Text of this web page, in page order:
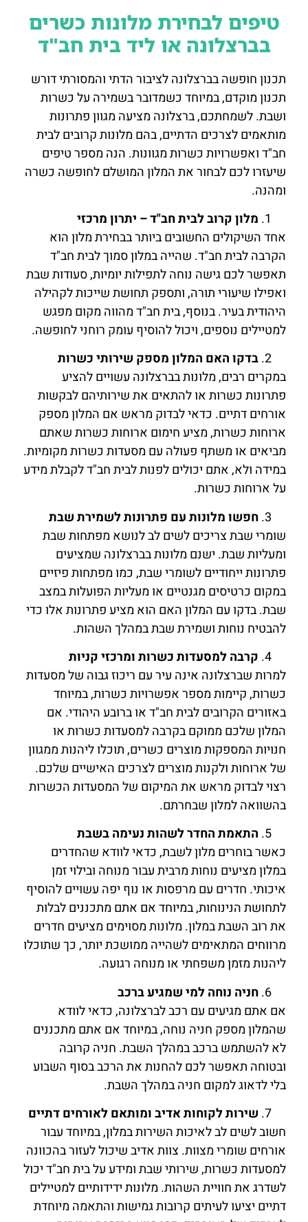
טיפים לבחירת מלונות כשרים
בברצלונה או ליד בית חב"ד
תכנון חופשה בברצלונה לציבור הדתי והמסורתי דורש
תכנון מוקדם, במיוחד כשמדובר בשמירה על כשרות
ושבת. לשמחתכם, ברצלונה מציעה מגוון פתרונות
מותאמים לצרכים הדתיים, בהם מלונות קרובים לבית
חב"ד ואפשרויות כשרות מגוונות. הנה מספר טיפים
שיעזרו לכם לבחור את המלון המושלם לחופשה כשרה
ומהנה.
מלון קרוב לבית חב"ד – יתרון מרכזי
אחד השיקולים החשובים ביותר בבחירת מלון הוא
הקרבה לבית חב"ד. שהייה במלון סמוך לבית חב"ד
תאפשר לכם גישה נוחה לתפילות יומיות, סעודות שבת
ואפילו שיעורי תורה, ותספק תחושת שייכות לקהילה
היהודית בעיר. בנוסף, בית חב"ד מהווה מקום מפגש
למטיילים נוספים, ויכול להוסיף עומק רוחני לחופשה.
בדקו האם המלון מספק שירותי כשרות
במקרים רבים, מלונות בברצלונה עשויים להציע
פתרונות כשרות או להתאים את שירותיהם לבקשות
אורחים דתיים. כדאי לבדוק מראש אם המלון מספק
ארוחות כשרות, מציע חימום ארוחות כשרות שאתם
מביאים או משתף פעולה עם מסעדות כשרות מקומיות.
במידה ולא, אתם יכולים לפנות לבית חב"ד לקבלת מידע
על ארוחות כשרות.
חפשו מלונות עם פתרונות לשמירת שבת
שומרי שבת צריכים לשים לב לנושא מפתחות שבת
ומעליות שבת. ישנם מלונות בברצלונה שמציעים
פתרונות ייחודיים לשומרי שבת, כמו מפתחות פיזיים
במקום כרטיסים מגנטיים או מעליות הפועלות במצב
שבת. בדקו עם המלון האם הוא מציע פתרונות אלו כדי
להבטיח נוחות ושמירת שבת במהלך השהות.
קרבה למסעדות כשרות ומרכזי קניות
למרות שברצלונה אינה עיר עם ריכוז גבוה של מסעדות
כשרות, קיימות מספר אפשרויות כשרות, במיוחד
באזורים הקרובים לבית חב"ד או ברובע היהודי. אם
המלון שלכם ממוקם בקרבה למסעדות כשרות או
חנויות המספקות מוצרים כשרים, תוכלו ליהנות ממגוון
של ארוחות ולקנות מוצרים לצרכים האישיים שלכם.
רצוי לבדוק מראש את המיקום של המסעדות הכשרות
בהשוואה למלון שבחרתם.
התאמת החדר לשהות נעימה בשבת
כאשר בוחרים מלון לשבת, כדאי לוודא שהחדרים
במלון מציעים נוחות מרבית עבור מנוחה ובילוי זמן
איכותי. חדרים עם מרפסות או נוף יפה עשויים להוסיף
לתחושת הנינוחות, במיוחד אם אתם מתכננים לבלות
את רוב השבת במלון. מלונות מסוימים מציעים חדרים
מרווחים המתאימים לשהייה ממושכת יותר, כך שתוכלו
ליהנות מזמן משפחתי או מנוחה רגועה.
חניה נוחה למי שמגיע ברכב
אם אתם מגיעים עם רכב לברצלונה, כדאי לוודא
שהמלון מספק חניה נוחה, במיוחד אם אתם מתכננים
לא להשתמש ברכב במהלך השבת. חניה קרובה
ובטוחה תאפשר לכם להחנות את הרכב בסוף השבוע
בלי לדאוג למקום חניה במהלך השבת.
שירות לקוחות אדיב ומותאם לאורחים דתיים
חשוב לשים לב לאיכות השירות במלון, במיוחד עבור
אורחים שומרי מצוות. צוות אדיב שיכול לעזור בהכוונה
למסעדות כשרות, שירותי שבת ומידע על בית חב"ד יכול
לשדרג את חוויית השהות. מלונות ידידותיים למטיילים
דתיים יציעו לעיתים קרובות גמישות והתאמה מיוחדת